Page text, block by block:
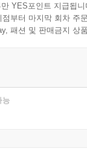
YES포인트 지급됩니
부터 마지막 회차 주
패션 및 판매금지 상
능